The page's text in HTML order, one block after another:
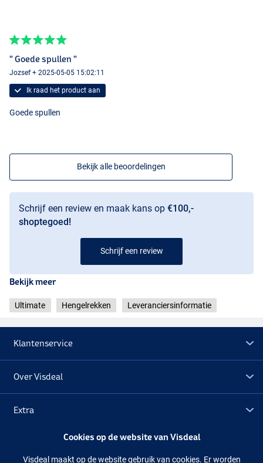
" Goede spullen "
Jozsef + 2025-05-05 15:02:11
Ik raad het product aan
Goede spullen
Bekijk alle beoordelingen
Schrijf een review en maak kans op €100,-
shoptegoed!
Schrijf een review
Bekijk meer
Ultimate Hengelrekken Leveranciersinformatie
Klantenservice
Over Visdeal
Extra
Cookies op de website van Visdeal
Visdeal maakt op de website gebruik van cookies. Er worden